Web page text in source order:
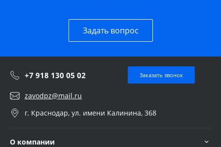
Задать вопрос
+7 918 130 05 02 Заказать звонок
zavodpz@mail.ru
г. Краснодар, ул. имени Калинина, 368
О компании